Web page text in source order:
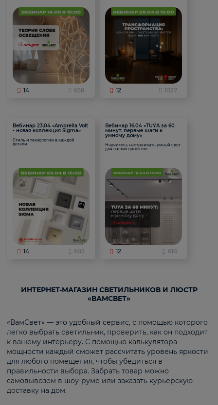
14 658 12 1037
Вебинар 23.04 «Ambrella Volt
- новая коллекция Sigma»
Стиль и технологии в каждой
детали
14 683
Вебинар 16.04 «TUYA за 60
минут: первые шаги к
умному дому»
Научитесь настраивать умный свет
для ваших проектов
12 618
ИНТЕРНЕТ-МАГАЗИН СВЕТИЛЬНИКОВ И ЛЮСТР
«ВАМСВЕТ»
«ВамСвет» — это удобный сервис, с помощью которого
легко выбрать светильник, проверить, как он подходит
к вашему интерьеру. С помощью калькулятора
мощности каждый сможет рассчитать уровень яркости
для любого помещения, чтобы убедиться в
правильности выбора. Забрать товар можно
самовывозом в шоу-руме или заказать курьерскую
доставку на дом.